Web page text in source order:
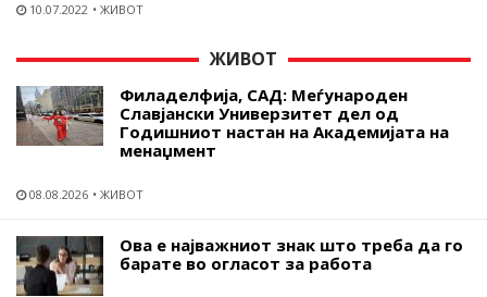
10.07.2022 ЖИВОТ
ЖИВОТ
Филаделфија, САД: Меѓународен
Славјански Универзитет дел од
Годишниот настан на Академијата на
менаџмент
08.08.2026 ЖИВОТ
Ова е најважниот знак што треба да го
барате во огласот за работа